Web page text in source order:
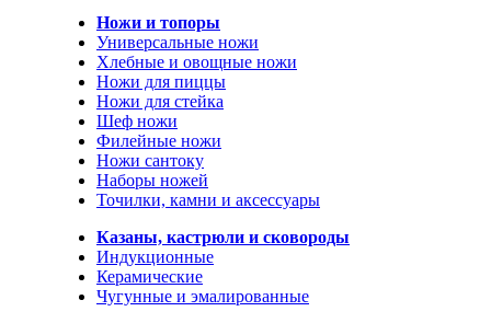
Ножи и топоры
Универсальные ножи
Хлебные и овощные ножи
Ножи для пиццы
Ножи для стейка
Шеф ножи
Филейные ножи
Ножи сантоку
Наборы ножей
Точилки, камни и аксессуары
Казаны, кастрюли и сковороды
Индукционные
Керамические
Чугунные и эмалированные